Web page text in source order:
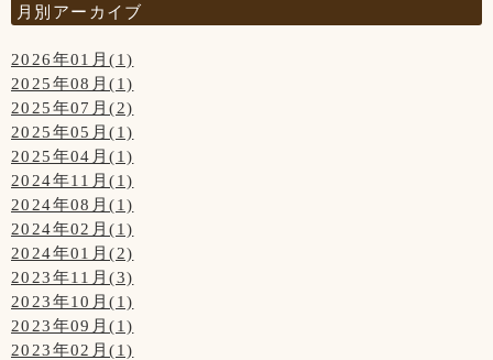
月別アーカイブ
2026年01月(1)
2025年08月(1)
2025年07月(2)
2025年05月(1)
2025年04月(1)
2024年11月(1)
2024年08月(1)
2024年02月(1)
2024年01月(2)
2023年11月(3)
2023年10月(1)
2023年09月(1)
2023年02月(1)